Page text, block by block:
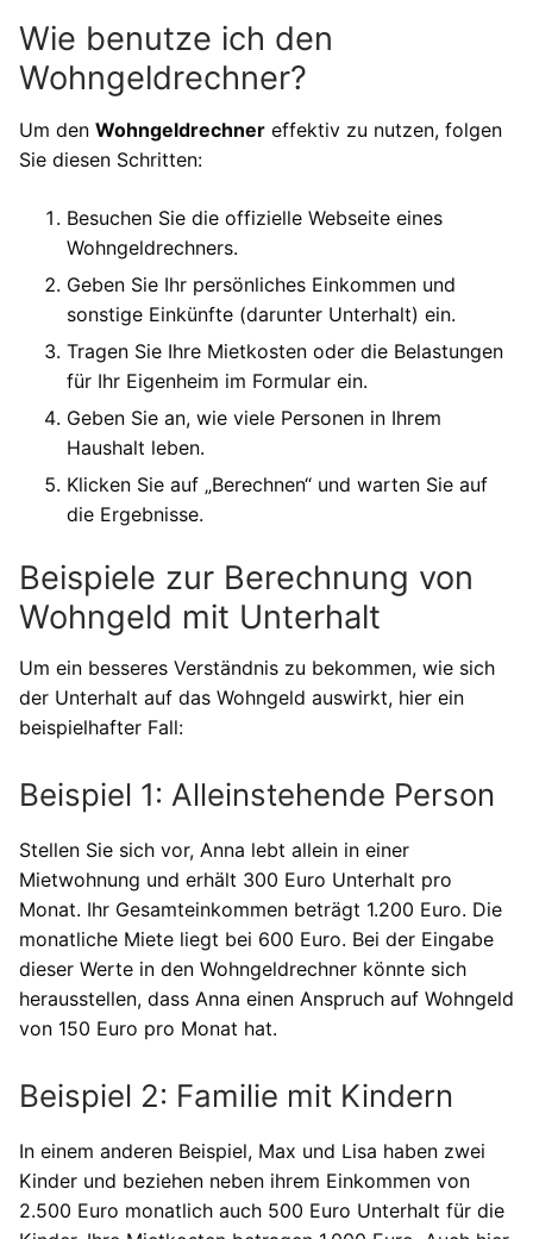
Wie benutze ich den
Wohngeldrechner?
Um den Wohngeldrechner effektiv zu nutzen, folgen
Sie diesen Schritten:
Besuchen Sie die offizielle Webseite eines
Wohngeldrechners.
Geben Sie Ihr persönliches Einkommen und
sonstige Einkünfte (darunter Unterhalt) ein.
Tragen Sie Ihre Mietkosten oder die Belastungen
für Ihr Eigenheim im Formular ein.
Geben Sie an, wie viele Personen in Ihrem
Haushalt leben.
Klicken Sie auf „Berechnen“ und warten Sie auf
die Ergebnisse.
Beispiele zur Berechnung von
Wohngeld mit Unterhalt
Um ein besseres Verständnis zu bekommen, wie sich
der Unterhalt auf das Wohngeld auswirkt, hier ein
beispielhafter Fall:
Beispiel 1: Alleinstehende Person
Stellen Sie sich vor, Anna lebt allein in einer
Mietwohnung und erhält 300 Euro Unterhalt pro
Monat. Ihr Gesamteinkommen beträgt 1.200 Euro. Die
monatliche Miete liegt bei 600 Euro. Bei der Eingabe
dieser Werte in den Wohngeldrechner könnte sich
herausstellen, dass Anna einen Anspruch auf Wohngeld
von 150 Euro pro Monat hat.
Beispiel 2: Familie mit Kindern
In einem anderen Beispiel, Max und Lisa haben zwei
Kinder und beziehen neben ihrem Einkommen von
2.500 Euro monatlich auch 500 Euro Unterhalt für die